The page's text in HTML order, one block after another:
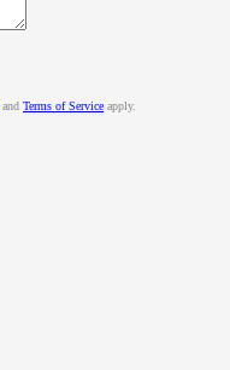
and Terms of Service apply.